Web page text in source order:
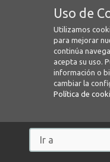
Uso de
Utilizamos
para mejorar
continúa
acepta su uso.
información o
cambiar la
Política de